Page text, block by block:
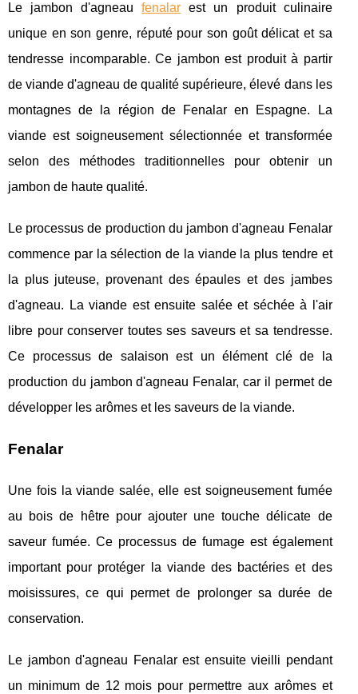
Le jambon d'agneaufenalar est un produit culinaire
unique en son genre, réputé pour son goût délicat et sa
tendresse incomparable. Ce jambon est produit à partir
de viande d'agneau de qualité supérieure, élevé dans les
montagnes de la région de Fenalar en Espagne. La
viande est soigneusement sélectionnée et transformée
selon des méthodes traditionnelles pour obtenir un
jambon de haute qualité.
Le processus de production du jambon d'agneau Fenalar
commence par la sélection de la viande la plus tendre et
la plus juteuse, provenant des épaules et des jambes
d'agneau. La viande est ensuite salée et séchée à l'air
libre pour conserver toutes ses saveurs et sa tendresse.
Ce processus de salaison est un élément clé de la
production du jambon d'agneau Fenalar, car il permet de
développer les arômes et les saveurs de la viande.
Fenalar
Une fois la viande salée, elle est soigneusement fumée
au bois de hêtre pour ajouter une touche délicate de
saveur fumée. Ce processus de fumage est également
important pour protéger la viande des bactéries et des
moisissures, ce qui permet de prolonger sa durée de
conservation.
Le jambon d'agneau Fenalar est ensuite vieilli pendant
un minimum de 12 mois pour permettre aux arômes et